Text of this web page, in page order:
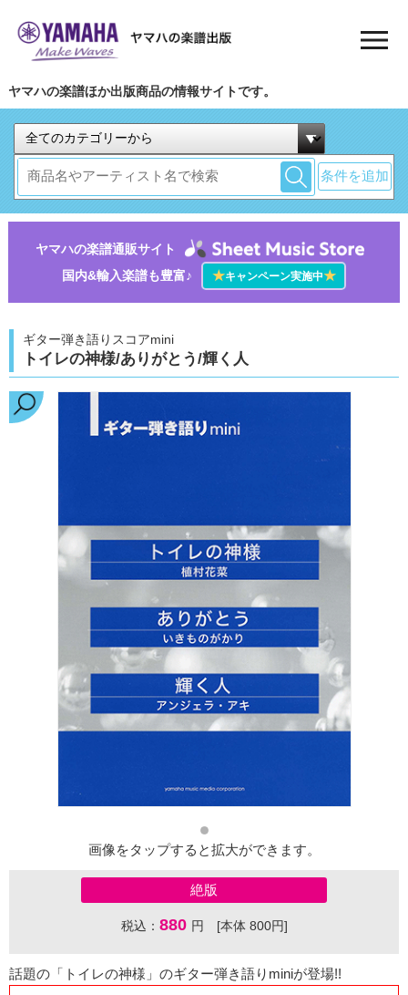
ヤマハの楽譜ほか出版商品の情報サイトです。
条件を追加
ヤマハの楽譜通販サイト
国内&輸入楽譜も豊富♪
★キャンペーン実施中★
ギター弾き語りスコアmini
トイレの神様/ありがとう/輝く人
画像をタップすると拡大ができます。
絶版
税込： 880 円 [本体 800円]
話題の「トイレの神様」のギター弾き語りminiが登場!!